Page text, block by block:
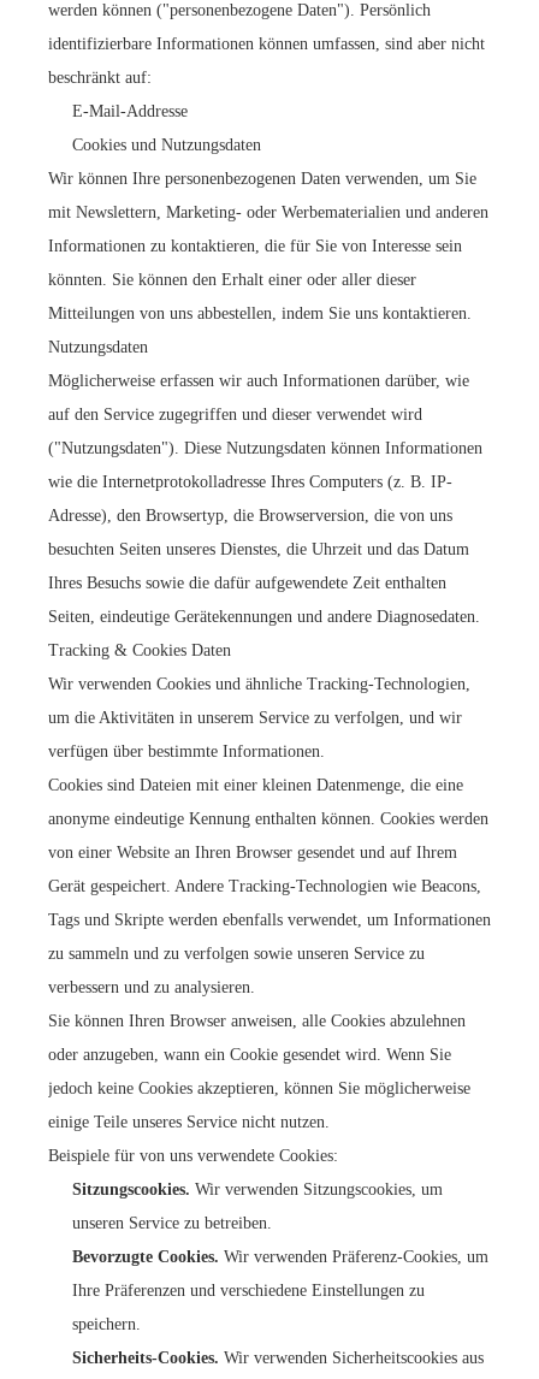
werden können ("personenbezogene Daten"). Persönlich
identifizierbare Informationen können umfassen, sind aber nicht
beschränkt auf:
E-Mail-Addresse
Cookies und Nutzungsdaten
Wir können Ihre personenbezogenen Daten verwenden, um Sie
mit Newslettern, Marketing- oder Werbematerialien und anderen
Informationen zu kontaktieren, die für Sie von Interesse sein
könnten. Sie können den Erhalt einer oder aller dieser
Mitteilungen von uns abbestellen, indem Sie uns kontaktieren.
Nutzungsdaten
Möglicherweise erfassen wir auch Informationen darüber, wie
auf den Service zugegriffen und dieser verwendet wird
("Nutzungsdaten"). Diese Nutzungsdaten können Informationen
wie die Internetprotokolladresse Ihres Computers (z. B. IP-
Adresse), den Browsertyp, die Browserversion, die von uns
besuchten Seiten unseres Dienstes, die Uhrzeit und das Datum
Ihres Besuchs sowie die dafür aufgewendete Zeit enthalten
Seiten, eindeutige Gerätekennungen und andere Diagnosedaten.
Tracking & Cookies Daten
Wir verwenden Cookies und ähnliche Tracking-Technologien,
um die Aktivitäten in unserem Service zu verfolgen, und wir
verfügen über bestimmte Informationen.
Cookies sind Dateien mit einer kleinen Datenmenge, die eine
anonyme eindeutige Kennung enthalten können. Cookies werden
von einer Website an Ihren Browser gesendet und auf Ihrem
Gerät gespeichert. Andere Tracking-Technologien wie Beacons,
Tags und Skripte werden ebenfalls verwendet, um Informationen
zu sammeln und zu verfolgen sowie unseren Service zu
verbessern und zu analysieren.
Sie können Ihren Browser anweisen, alle Cookies abzulehnen
oder anzugeben, wann ein Cookie gesendet wird. Wenn Sie
jedoch keine Cookies akzeptieren, können Sie möglicherweise
einige Teile unseres Service nicht nutzen.
Beispiele für von uns verwendete Cookies:
Sitzungscookies. Wir verwenden Sitzungscookies, um
unseren Service zu betreiben.
Bevorzugte Cookies. Wir verwenden Präferenz-Cookies, um
Ihre Präferenzen und verschiedene Einstellungen zu
speichern.
Sicherheits-Cookies. Wir verwenden Sicherheitscookies aus